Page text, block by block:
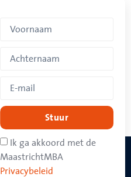
Ik ga akkoord met de
MaastrichtMBA
Privacybeleid
Stuur